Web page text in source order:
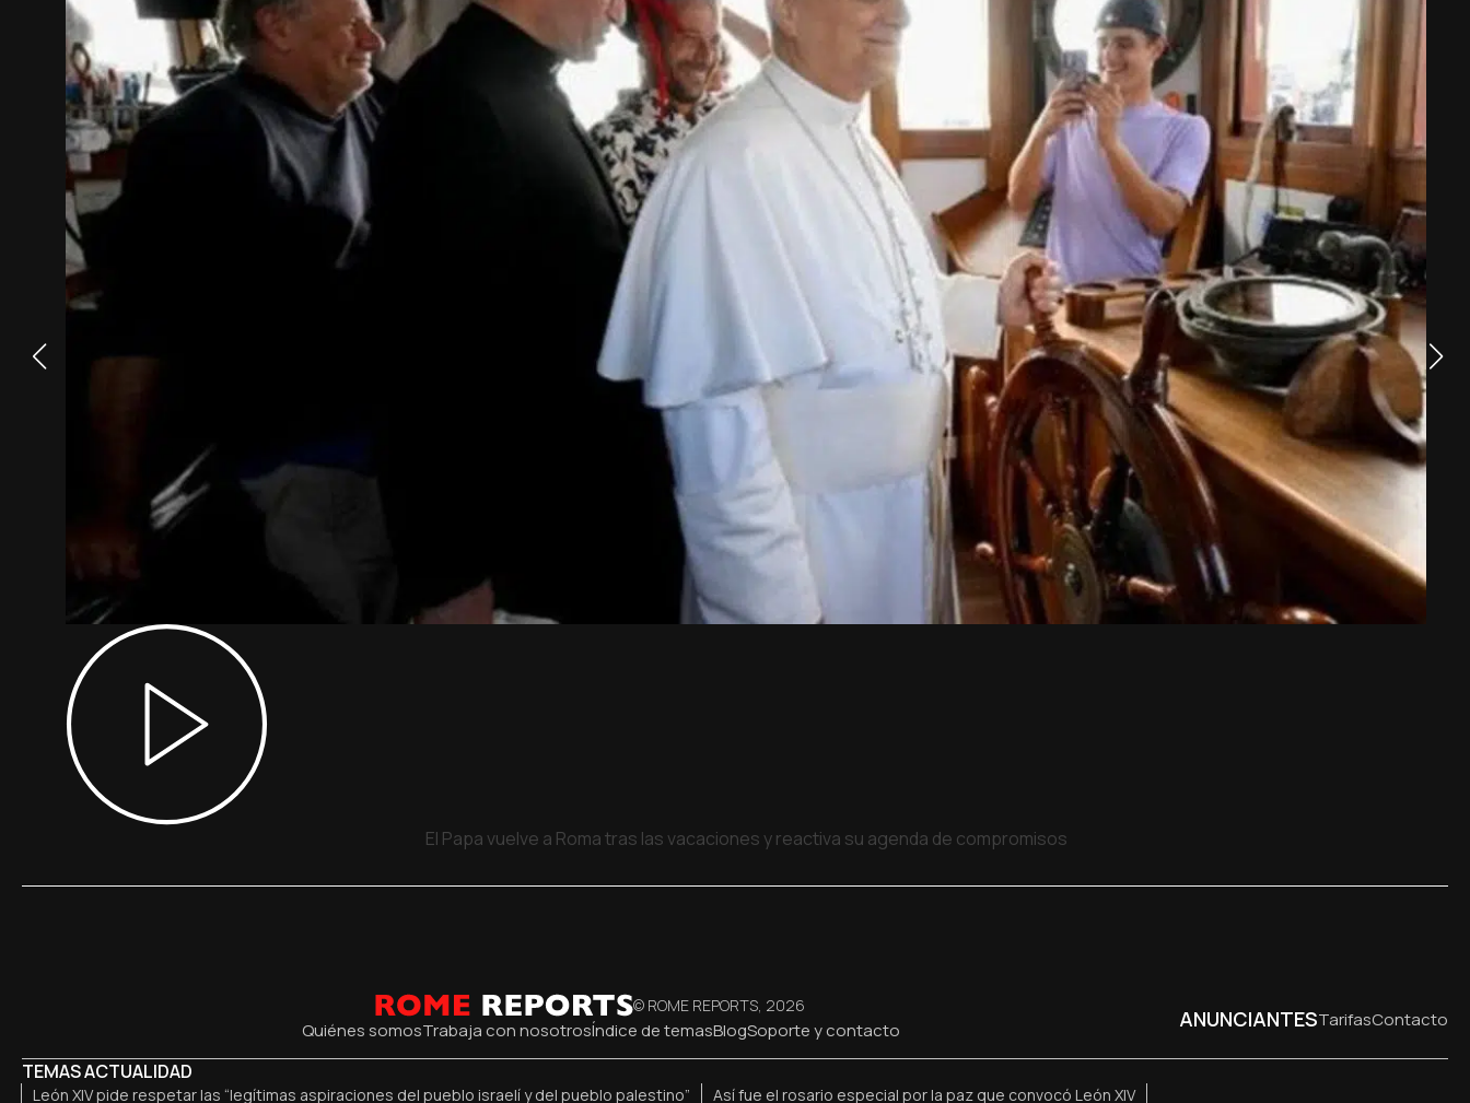
El Papa vuelve a Roma tras las vacaciones y reactiva su agenda de compromisos
© ROME REPORTS, 2026
Quiénes somosTrabaja con nosotrosÍndice de temasBlogSoporte y contacto ANUNCIANTESTarifasContacto
TEMAS ACTUALIDAD
León XIV pide respetar las “legítimas aspiraciones del pueblo israelí y del pueblo palestino” Así fue el rosario especial por la paz que convocó León XIV